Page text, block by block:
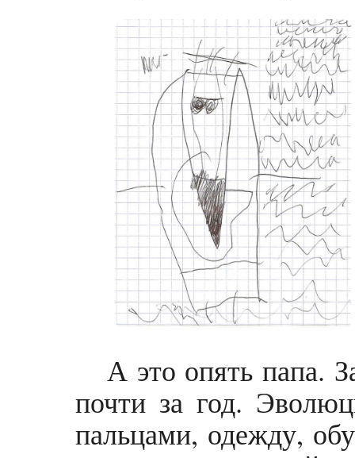
А это опять папа.
почти за год.
пальцами, одежду,